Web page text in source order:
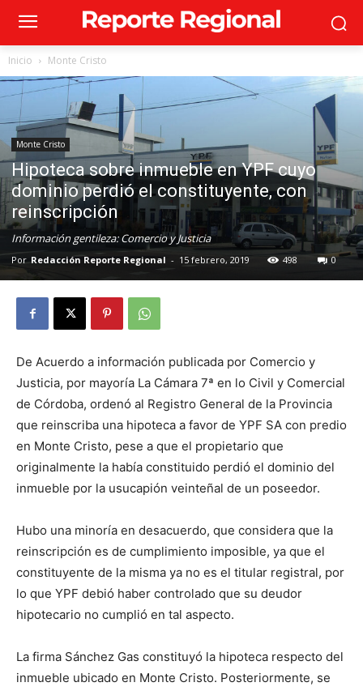
Inicio Monte Cristo
Monte Cristo
Hipoteca sobre inmueble en YPF cuyo
dominio perdió el constituyente, con
reinscripción
Información gentileza: Comercio y Justicia
Por Redacción Reporte Regional - 15 febrero, 2019 498 0
De Acuerdo a información publicada por Comercio y
Justicia, por mayoría La Cámara 7ª en lo Civil y Comercial
de Córdoba, ordenó al Registro General de la Provincia
que reinscriba una hipoteca a favor de YPF SA con predio
en Monte Cristo, pese a que el propietario que
originalmente la había constituido perdió el dominio del
inmueble por la usucapión veinteñal de un poseedor.
Hubo una minoría en desacuerdo, que considera que la
reinscripción es de cumplimiento imposible, ya que el
constituyente de la misma ya no es el titular registral, por
lo que YPF debió haber controlado que su deudor
hipotecario no cumplió en tal aspecto.
La firma Sánchez Gas constituyó la hipoteca respecto del
inmueble ubicado en Monte Cristo. Posteriormente, se